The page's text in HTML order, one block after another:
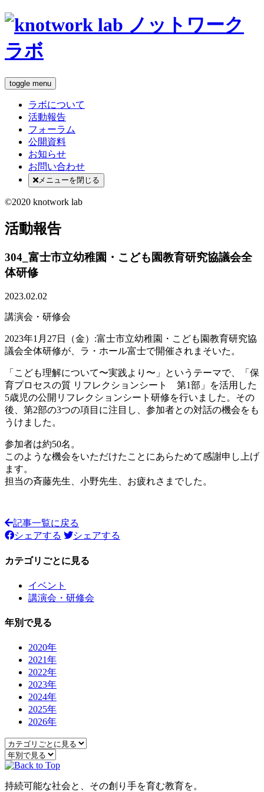
toggle menu
ラボについて
活動報告
フォーラム
公開資料
お知らせ
お問い合わせ
メニューを閉じる
©2020 knotwork lab
活動報告
304_富士市立幼稚園・こども園教育研究協議会全
体研修
2023.02.02
講演会・研修会
2023年1月27日（金）:富士市立幼稚園・こども園教育研究協
議会全体研修が、ラ・ホール富士で開催されまそいた。
「こども理解について〜実践より〜」というテーマで、「保
育プロセスの質 リフレクションシート 第1部」を活用した
5歳児の公開リフレクションシート研修を行いました。その
後、第2部の3つの項目に注目し、参加者との対話の機会をも
うけました。
参加者は約50名。
このような機会をいただけたことにあらためて感謝申し上げ
ます。
担当の斉藤先生、小野先生、お疲れさまでした。
記事一覧に戻る
シェアする
シェアする
カテゴリごとに見る
イベント
講演会・研修会
年別で見る
2020年
2021年
2022年
2023年
2024年
2025年
2026年
持続可能な社会と、その創り手を育む教育を。